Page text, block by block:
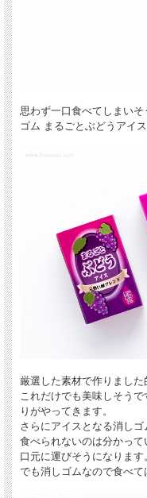
思わず一口食べてしまい
ゴム まるごとぶどうアイ
厳選した素材で作りました
これだけでも美味しそう
りがやってきます。
さらにアイスとなる消しゴ
食べられないのは分かっ
口元に運びそうになります
でも消しゴムなので食べて